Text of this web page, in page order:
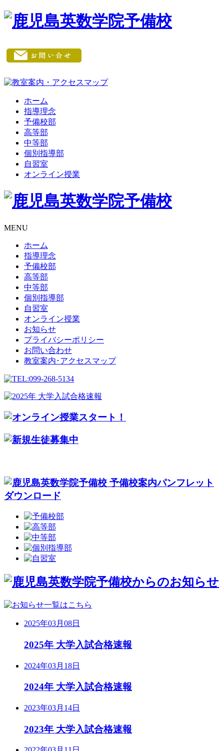
ホーム
指導理念
予備校部
高等部
中等部
個別指導部
自習室
オンライン授業
MENU
ホーム
指導理念
予備校部
高等部
中等部
個別指導部
自習室
オンライン授業
お知らせ
プライバシーポリシー
お問い合わせ
教室案内･アクセスマップ
2025年03月08日
2025年 大学入試合格速報
2024年03月18日
2024年 大学入試合格速報
2023年03月14日
2023年 大学入試合格速報